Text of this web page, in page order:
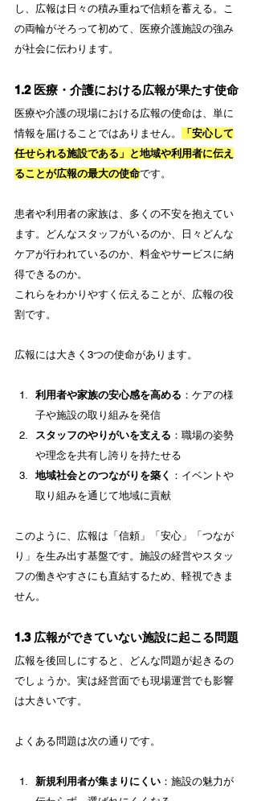
し、広報は日々の積み重ねで信頼を蓄える。こ
の両輪がそろって初めて、医療介護施設の強み
が社会に伝わります。
1.2 医療・介護における広報が果たす使命
医療や介護の現場における広報の使命は、単に
情報を届けることではありません。
「安心して
任せられる施設である」と地域や利用者に伝え
ることが広報の最大の使命です。
患者や利用者の家族は、多くの不安を抱えてい
ます。どんなスタッフがいるのか、日々どんな
ケアが行われているのか、料金やサービスに納
得できるのか。
これらをわかりやすく伝えることが、広報の役
割です。
広報には大きく3つの使命があります。
利用者や家族の安心感を高める ：ケアの様
子や施設の取り組みを発信
スタッフのやりがいを支える ：職場の姿勢
や理念を共有し誇りを持たせる
地域社会とのつながりを築く ：イベントや
取り組みを通じて地域に貢献
このように、広報は「信頼」「安心」「つなが
り」を生み出す基盤です。施設の経営やスタッ
フの働きやすさにも直結するため、軽視できま
せん。
1.3 広報ができていない施設に起こる問題
広報を後回しにすると、どんな問題が起きるの
でしょうか。実は経営面でも現場運営でも影響
は大きいです。
よくある問題は次の通りです。
新規利用者が集まりにくい ：施設の魅力が